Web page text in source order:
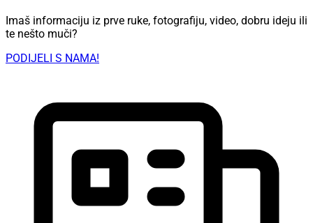
Imaš informaciju iz prve ruke, fotografiju, video, dobru ideju ili
te nešto muči?
PODIJELI S NAMA!